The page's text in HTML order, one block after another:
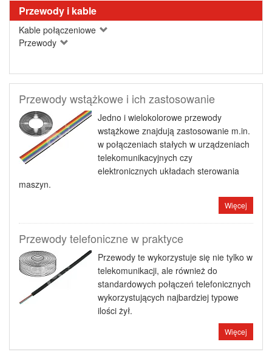
Przewody i kable
Kable połączeniowe
Przewody
Przewody wstążkowe i ich zastosowanie
Jedno i wielokolorowe przewody
wstążkowe znajdują zastosowanie m.in.
w połączeniach stałych w urządzeniach
telekomunikacyjnych czy
elektronicznych układach sterowania
maszyn.
Więcej
Przewody telefoniczne w praktyce
Przewody te wykorzystuje się nie tylko w
telekomunikacji, ale również do
standardowych połączeń telefonicznych
wykorzystujących najbardziej typowe
ilości żył.
Więcej